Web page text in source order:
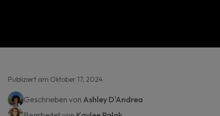
Publiziert am Oktober 17, 2024
Geschrieben von Ashley D'Andrea